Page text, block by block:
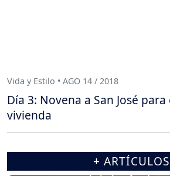
Vida y Estilo • AGO 14 / 2018
Día 3: Novena a San José
vivienda
+ ARTÍCULOS